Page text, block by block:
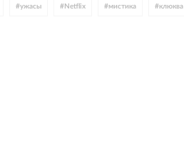
#ужасы # Netflix #мистика #клюква